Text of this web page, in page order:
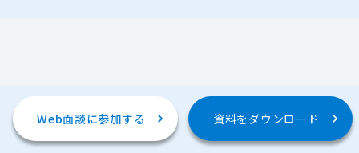
Web面談に参加する chevron_right 資料をダウンロード chevron_right